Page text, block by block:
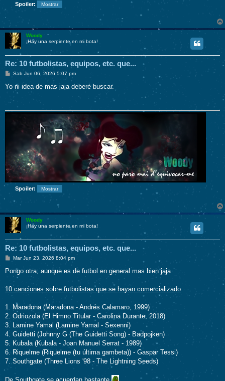
Spoiler:
Woody
¡Hay una serpiente en mi bota!
Re: 10 futbolistas, equipos, etc. que...
M
n
s
Sab Jun 06, 2026 5:07 pm
Yo ni idea de mas jaja deberé buscar.
Spoiler:
Woody
¡Hay una serpiente en mi bota!
Re: 10 futbolistas, equipos, etc. que...
M
n
s
j
e
Mar Jun 23, 2026 8:04 pm
Pongo otra, aunque es de futbol en general mas bien jaja
10 canciones sobre futbolistas que se hayan comercializado
1. Maradona (Maradona - Andrés Calamaro, 1999)
2. Odriozola (El Himno Titular - Carolina Durante, 2018)
3. Lamine Yamal (Lamine Yamal - Sexenni)
4. Guidetti (Johnny G (The Guidetti Song) - Badpojken)
5. Kubala (Kubala - Joan Manuel Serrat - 1989)
6. Riquelme (Riquelme (tu última gambeta)) - Gaspar Tessi)
7. Southgate (Three Lions '98 - The Lightning Seeds)